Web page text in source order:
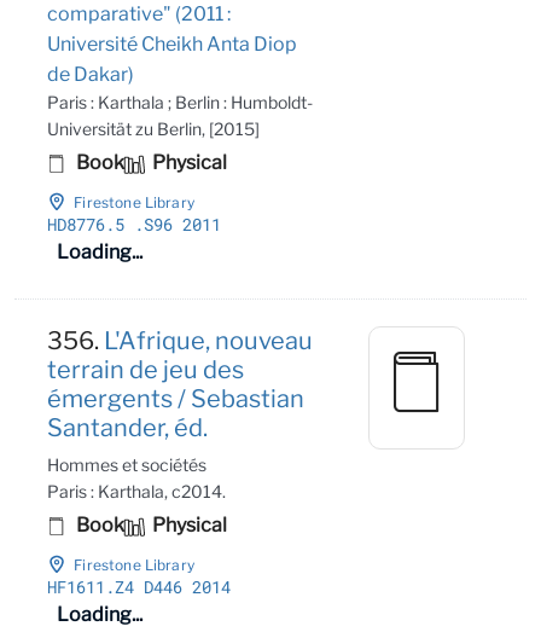
comparative" (2011 :
Université Cheikh Anta Diop
de Dakar)
Paris : Karthala ; Berlin : Humboldt-
Universität zu Berlin, [2015]
Book Physical
Firestone Library
HD8776.5 .S96 2011
Loading...
356. L'Afrique, nouveau
terrain de jeu des
émergents / Sebastian
Santander, éd.
Hommes et sociétés
Paris : Karthala, c2014.
Book Physical
Firestone Library
HF1611 .Z4 D446 2014
Loading...